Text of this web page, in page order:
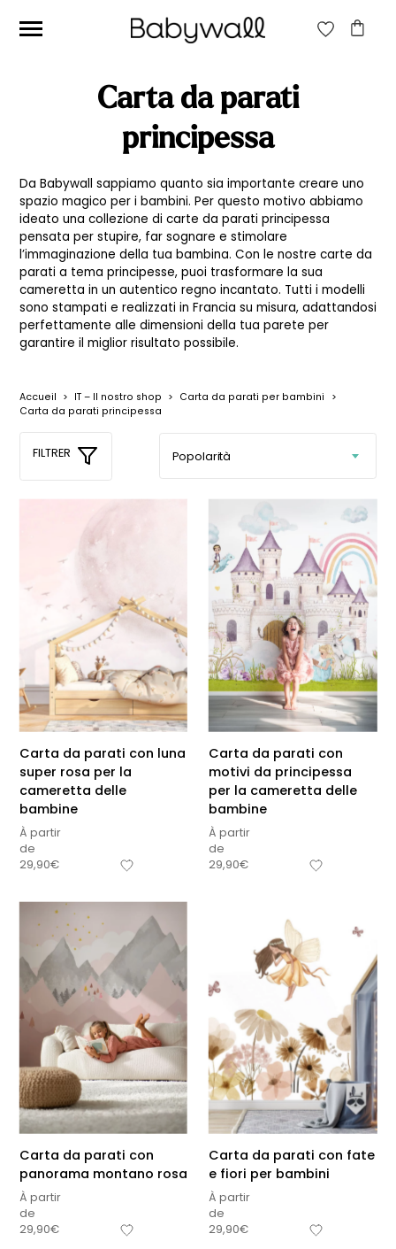
Carta da parati
principessa
Da Babywall sappiamo quanto sia importante creare uno
spazio magico per i bambini. Per questo motivo abbiamo
ideato una collezione di carte da parati principessa
pensata per stupire, far sognare e stimolare
l’immaginazione della tua bambina. Con le nostre carte da
parati a tema principesse, puoi trasformare la sua
cameretta in un autentico regno incantato. Tutti i modelli
sono stampati e realizzati in Francia su misura, adattandosi
perfettamente alle dimensioni della tua parete per
garantire il miglior risultato possibile.
Accueil > IT – Il nostro shop > Carta da parati per bambini
>
Carta da parati principessa
FILTRER
Prezzo
Prezzo
Prezzo:
Carta da parati con luna
super rosa per la
cameretta delle
bambine
À partir
de
29,90€
Carta da parati con
motivi da principessa
per la cameretta delle
bambine
À partir
de
29,90€
Carta da parati con
panorama montano rosa
À partir
de
29,90€
Carta da parati con fate
e fiori per bambini
À partir
de
29,90€